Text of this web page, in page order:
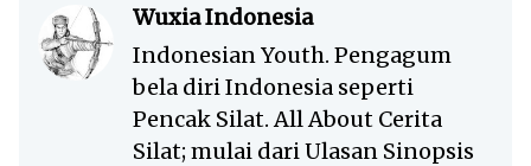
Wuxia Indonesia
Indonesian Youth. Pengagum
bela diri Indonesia seperti
Pencak Silat. All About Cerita
Silat; mulai dari Ulasan Sinopsis